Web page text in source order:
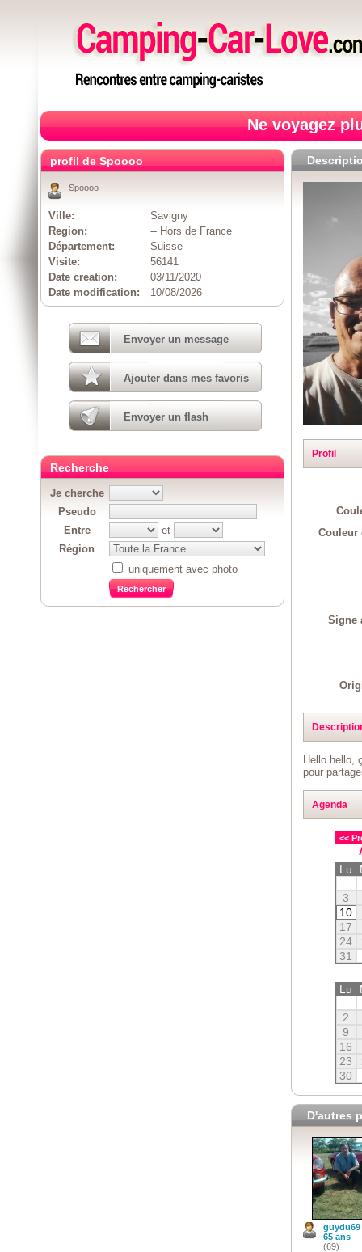
Ne voyagez
Profil
Couleur
Signe
Hello hello,
pour
Agenda
<<
Lu
3
10
17
24
31
Lu
2
9
16
23
30
D'autres
guydu69
65 ans
(69)
profil de Spoooo
Spoooo
Ville:
Savigny
Region:
-- Hors de France
Département:
Suisse
Visite:
56141
Date creation:
03/11/2020
Date modification:
10/08/2026
Envoyer un message
Ajouter dans mes favoris
Envoyer un flash
Recherche
Je cherche
Pseudo
Entre
et
Région
uniquement avec photo